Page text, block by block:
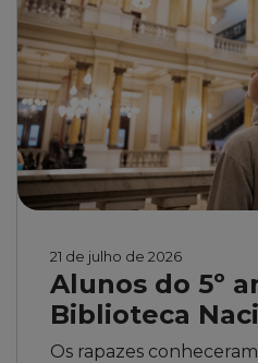
21 de julho de 2026
Alunos do 5º
Biblioteca
Os rapazes